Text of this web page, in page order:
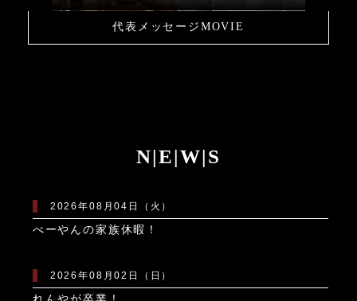
代表メッセージMOVIE
N|E|W|S
2026年08月04日（火）
べーやんの家族休暇！
2026年08月02日（日）